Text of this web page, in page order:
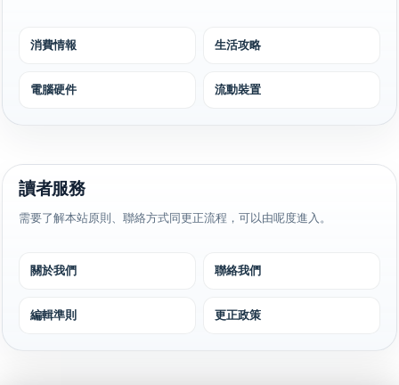
消費情報 生活攻略
電腦硬件 流動裝置
讀者服務
需要了解本站原則、聯絡方式同更正流程，可以由呢度進入。
關於我們 聯絡我們
編輯準則 更正政策